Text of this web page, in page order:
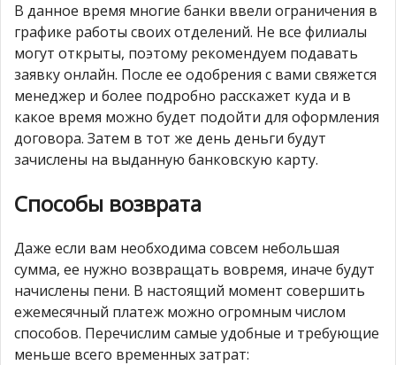
В данное время многие банки ввели ограничения в
графике работы своих отделений. Не все филиалы
могут открыты, поэтому рекомендуем подавать
заявку онлайн. После ее одобрения с вами свяжется
менеджер и более подробно расскажет куда и в
какое время можно будет подойти для оформления
договора. Затем в тот же день деньги будут
зачислены на выданную банковскую карту.
Способы возврата
Даже если вам необходима совсем небольшая
сумма, ее нужно возвращать вовремя, иначе будут
начислены пени. В настоящий момент совершить
ежемесячный платеж можно огромным числом
способов. Перечислим самые удобные и требующие
меньше всего временных затрат: